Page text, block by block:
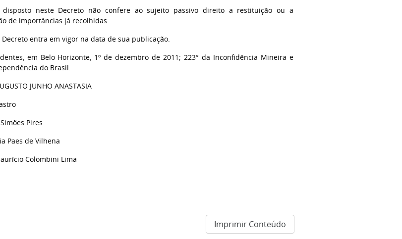
neste Decreto não confere ao sujeito passivo direito a restituição ou a
de importâncias já recolhidas.
entra em vigor na data de sua publicação.
em Belo Horizonte, 1º de dezembro de 2011; 223° da Inconfidência Mineira e
do Brasil.
JUNHO ANASTASIA
Pires
Paes de Vilhena
Colombini Lima
Imprimir Conteúdo